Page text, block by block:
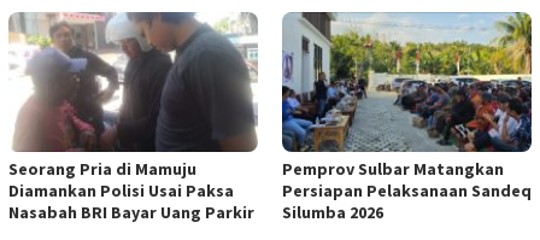
Seorang Pria di Mamuju
Diamankan Polisi Usai Paksa
Nasabah BRI Bayar Uang Parkir
Pemprov Sulbar Matangkan
Persiapan Pelaksanaan Sandeq
Silumba 2026